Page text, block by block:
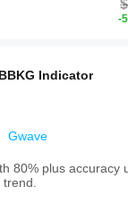
-
Indicator
Gwave
80% plus accuracy